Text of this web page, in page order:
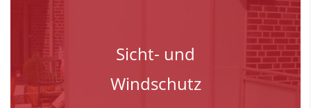
Sicht- und
Windschutz